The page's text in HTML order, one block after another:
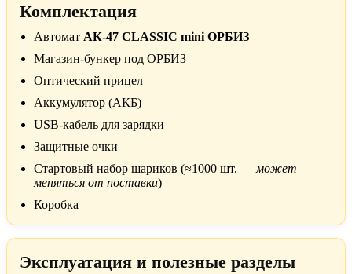
Комплектация
Автомат АК-47 CLASSIC mini ОРБИЗ
Магазин-бункер под ОРБИЗ
Оптический прицел
Аккумулятор (АКБ)
USB-кабель для зарядки
Защитные очки
Стартовый набор шариков (≈1000 шт. — может
меняться от поставки)
Коробка
Эксплуатация и полезные разделы